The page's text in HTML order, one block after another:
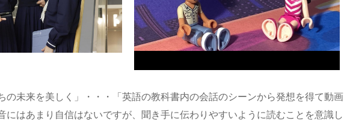
未来を美しく」・・・「英語の教科書内の会話のシーンから発想を得て動画
にはあまり自信はないですが、聞き手に伝わりやすいように読むことを意識し